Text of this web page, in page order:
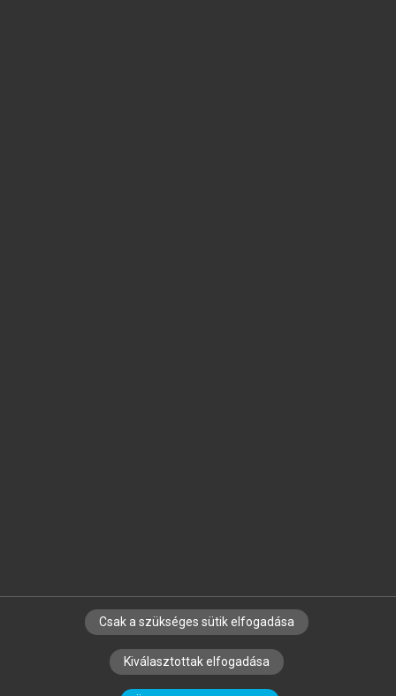
SZERZŐKNEK CÉGEKNEK KÖNYVTÁROSOKNAK
SZERKESZTÉSI ÉS LEKTORÁLÁSI ALAPELVEK
Csak a szükséges sütik elfogadása
Kiválasztottak elfogadása